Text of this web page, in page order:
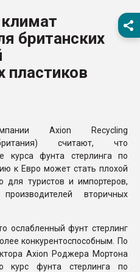
28.07.2026
ситуацией на
бутылок
британских
пластиков
Axion Recycling
считают, что
курса фунта стерлинга по
к Евро может стать плохой
для туристов и импортеров,
вторичных
ослабленный фунт стерлинг
конкурентоспособным. По
Axion Роджера Мортона
курс фунта стерлинга по